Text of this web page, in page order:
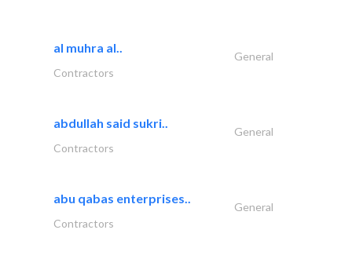
al muhra al..
General
Contractors
abdullah said sukri..
General
Contractors
abu qabas enterprises..
General
Contractors